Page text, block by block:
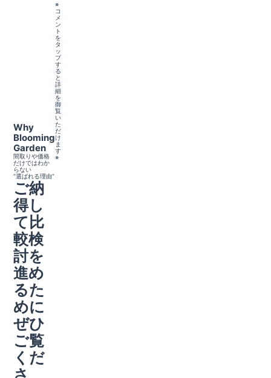
Why
Blooming
Garden
間取りや価格
だけではわか
らない
“選ばれる理由”
ご納
得し
て比
較検
討を
進め
るた
めに
ぜひ
ご覧
くだ
さ
※
コ
メ
ン
ト
を
タ
ッ
プ
す
る
と
詳
細
を
御
覧
い
た
だ
け
ま
す
※